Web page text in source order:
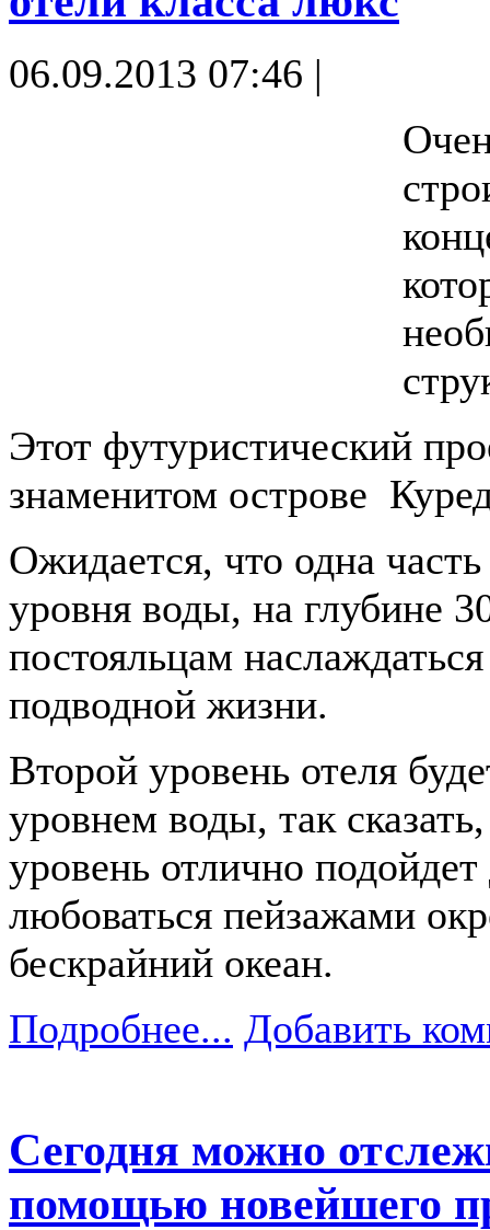
06.09.2013 07:46 |
Этот футуристический
знаменитом острове
Ожидается, что одна
уровня воды, на глубине
постояльцам
подводной жизни.
Второй уровень отеля
уровнем воды, так
уровень отлично
любоваться пейзажами
бескрайний океан.
Подробнее... Добавить
Сегодня можно
помощью новейшего